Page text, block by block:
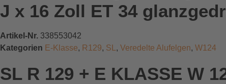
J x 16 Zoll ET 34
Artikel-Nr. 338553042
Kategorien E-Klasse, R129, SL , Veredelte Alufelgen, W124
SL R 129 + E KLASSE W